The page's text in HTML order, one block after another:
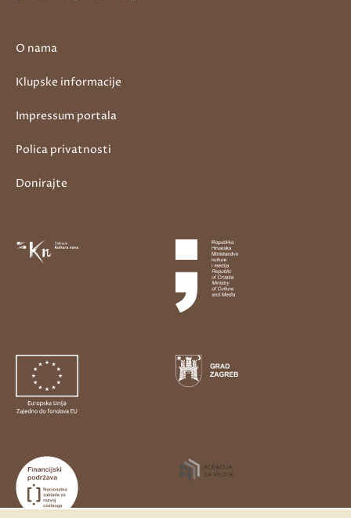
O nama
Klupske informacije
Impressum portala
Polica privatnosti
Donirajte